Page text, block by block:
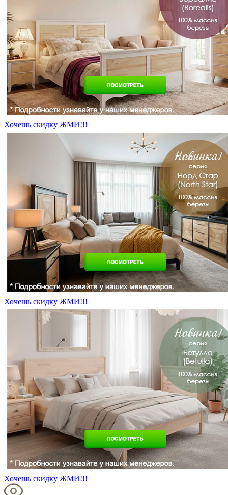
Хочешь скидку ЖМИ!!!
Хочешь скидку ЖМИ!!!
Хочешь скидку ЖМИ!!!